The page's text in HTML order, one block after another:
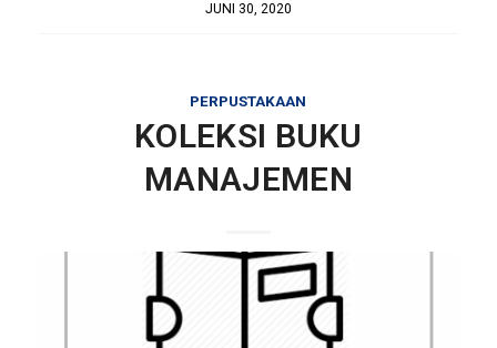
JUNI 30, 2020
PERPUSTAKAAN
KOLEKSI BUKU
MANAJEMEN